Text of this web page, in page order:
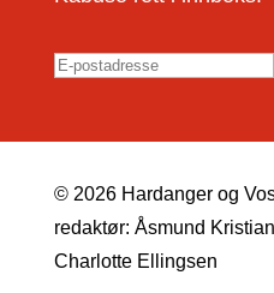
© 2026 Hardanger og
redaktør: Åsmund
Charlotte Ellingsen